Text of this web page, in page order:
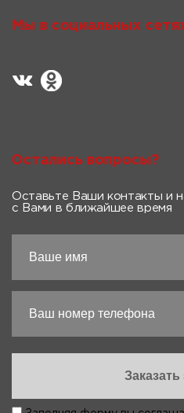
Мы в социальных
Остались вопросы?
Оставьте Ваши контакты и
с Вами в ближайшее время